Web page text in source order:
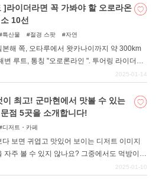
, 모처럼이니 '먹방'을 해보는 것은 어떨까. 토
장 주변에는 맛있는 음식이 많이 있다. 이번에
곳의 맛집을 소개한다. 꼭 한 번 방문해 보시기
]라이더라면 꼭 가봐야 할 오로라온
10선
특산물 절경 스팟 자연
본해 쪽, 오타루에서 왓카나이까지 약 300km
변 루트, 통칭 "오로론라인 ". 투어링 라이더로
는 꼭 가보고 싶다! "라고 동경의 대상이 되고
의 풍경과 극상의 해산물, 세계에서도 보기 드
천 등 다양한 매력적인 명소가 가득하다.
2025-01-14
이 최고! 군마현에서 맛볼 수 있는
점 5곳을 소개합니다!
디저트・카페
다 보면 귀엽고 맛있어 보이는 디저트 이미지
자주 볼 수 있지 않나요? 그중에서도 먹방이
이프 "에 마음이 끌린다는 사람이 많을 것이다.
2025-01-10